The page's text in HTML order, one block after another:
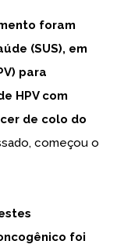
foram
(SUS), em
para
HPV com
de colo do
começou o
foi